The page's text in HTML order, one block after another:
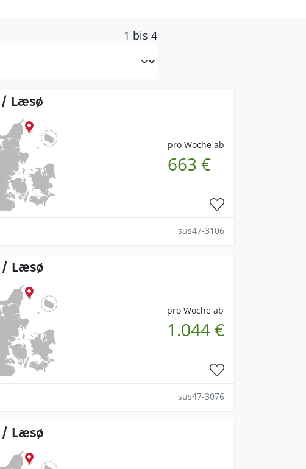
1 bis 4
/ Læsø
pro Woche ab
663 €
sus47-3106
/ Læsø
pro Woche ab
1.044 €
sus47-3076
/ Læsø